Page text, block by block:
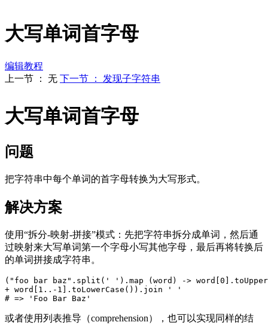
大写单词首字母
编辑教程
上一节 ： 无 下一节 ： 发现子字符串
大写单词首字母
问题
把字符串中每个单词的首字母转换为大写形式。
解决方案
使用“拆分-映射-拼接”模式：先把字符串拆分成单词，然后通
过映射来大写单词第一个字母小写其他字母，最后再将转换后
的单词拼接成字符串。
("foo bar baz".split(' ').map (word) ->
+ word[1..-1].toLowerCase()).join ' '
或者使用列表推导（comprehension），也可以实现同样的结